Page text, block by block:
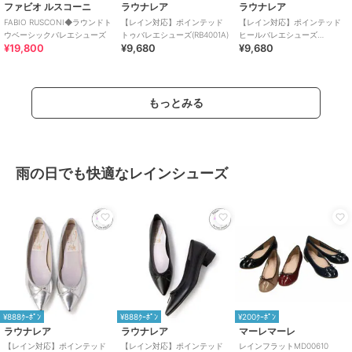
ファビオ ルスコーニ
FABIO RUSCONI◆ラウンドト
ウベーシックバレエシューズ
¥19,800
ラウナレア
【レイン対応】ポインテッド
トゥバレエシューズ(RB4001A)
¥9,680
ラウナレア
【レイン対応】ポインテッド
ヒールバレエシューズ
(RB9001A)
¥9,680
もっとみる
雨の日でも快適なレインシューズ
¥888ｸｰﾎﾟﾝ
ラウナレア
【レイン対応】ポインテッド
¥888ｸｰﾎﾟﾝ
ラウナレア
【レイン対応】ポインテッド
¥200ｸｰﾎﾟﾝ
マーレマーレ
レインフラットMD00610